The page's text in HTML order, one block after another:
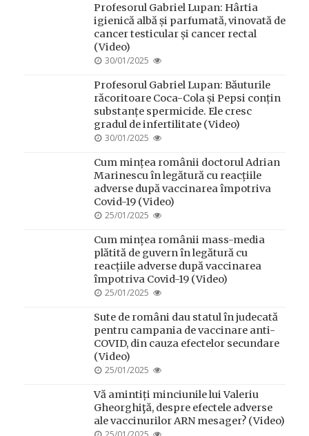
Profesorul Gabriel Lupan: Hârtia
igienică albă și parfumată, vinovată de
cancer testicular și cancer rectal
(Video)
POSTED
30/01/2025
Profesorul Gabriel Lupan: Băuturile
răcoritoare Coca-Cola și Pepsi conțin
substanțe spermicide. Ele cresc
gradul de infertilitate (Video)
POSTED
30/01/2025
Cum mințea românii doctorul Adrian
Marinescu în legătură cu reacțiile
adverse după vaccinarea împotriva
Covid-19 (Video)
POSTED
25/01/2025
Cum mințea românii mass-media
plătită de guvern în legătură cu
reacțiile adverse după vaccinarea
împotriva Covid-19 (Video)
POSTED
25/01/2025
Sute de români dau statul în judecată
pentru campania de vaccinare anti-
COVID, din cauza efectelor secundare
(Video)
POSTED
25/01/2025
Vă amintiți minciunile lui Valeriu
Gheorghiţă, despre efectele adverse
ale vaccinurilor ARN mesager? (Video)
POSTED